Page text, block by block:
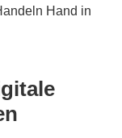
Hand in